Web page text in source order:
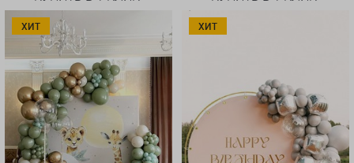
ХИТ ХИТ